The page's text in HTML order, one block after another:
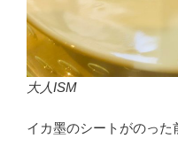
大人ISM
イカ墨のシートがのっ